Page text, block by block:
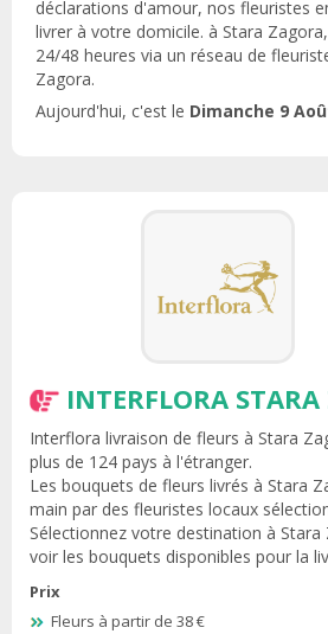
déclarations d'amour, nos fleuristes
livrer à votre domicile. à Stara
24/48 heures via un réseau de
Zagora.
Aujourd'hui, c'est le Dimanche 9
INTERFLORA
Interflora livraison de fleurs à Stara
plus de 124 pays à l'étranger.
Les bouquets de fleurs livrés à Stara
main par des fleuristes locaux
Sélectionnez votre destination à
voir les bouquets disponibles pour la
Prix
Fleurs à partir de 38 €